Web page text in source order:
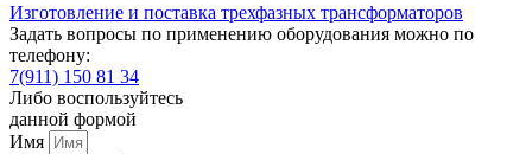
Изготовление и поставка трехфазных трансформаторов
Задать вопросы по применению оборудования можно по
телефону:
7(911) 150 81 34
Либо воспользуйтесь
данной формой
Имя